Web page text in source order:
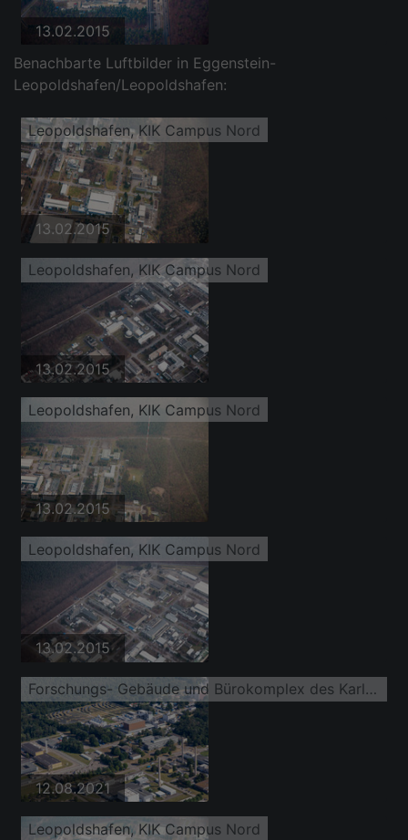
13.02.2015
Benachbarte Luftbilder in Eggenstein-
Leopoldshafen/Leopoldshafen:
Leopoldshafen, KIK Campus Nord
13.02.2015
Leopoldshafen, KIK Campus Nord
13.02.2015
Leopoldshafen, KIK Campus Nord
13.02.2015
Leopoldshafen, KIK Campus Nord
13.02.2015
Forschungs- Gebäude und Bürokomplex des Karlsruhe Institut für Technologie Campus Nord an der Untergrombacher Straße
12.08.2021
Leopoldshafen, KIK Campus Nord